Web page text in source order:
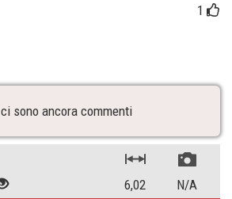
1
sono ancora commenti
6,02
N/A